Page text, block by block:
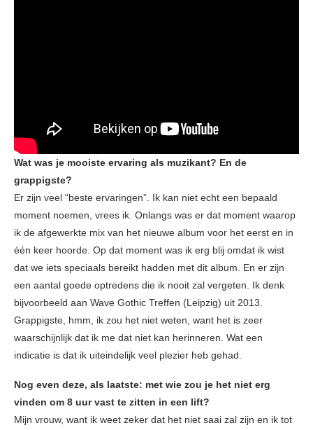
Wat was je mooiste ervaring als muzikant? En de
grappigste?
Er zijn veel “beste ervaringen”. Ik kan niet echt een bepaald
moment noemen, vrees ik. Onlangs was er dat moment waarop
ik de afgewerkte mix van het nieuwe album voor het eerst en in
één keer hoorde. Op dat moment was ik erg blij omdat ik wist
dat we iets speciaals bereikt hadden met dit album. En er zijn
een aantal goede optredens die ik nooit zal vergeten. Ik denk
bijvoorbeeld aan Wave Gothic Treffen (Leipzig) uit 2013.
Grappigste, hmm, ik zou het niet weten, want het is zeer
waarschijnlijk dat ik me dat niet kan herinneren. Wat een
indicatie is dat ik uiteindelijk veel plezier heb gehad.
Nog even deze, als laatste: met wie zou je het niet erg
vinden om 8 uur vast te zitten in een lift?
Mijn vrouw, want ik weet zeker dat het niet saai zal zijn en ik tot